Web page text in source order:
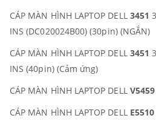
CÁP MÀN HÌNH LAPTOP DELL 3451
INS (DC020024B00) (30pin) (NGẮN)
CÁP MÀN HÌNH LAPTOP DELL 3451
INS (40pin) (Cảm ứng)
CÁP MÀN HÌNH LAPTOP DELL V5459
CÁP MÀN HÌNH LAPTOP DELL E5510